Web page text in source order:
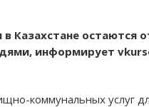
Казахстане остаются
информирует
коммунальных услуг